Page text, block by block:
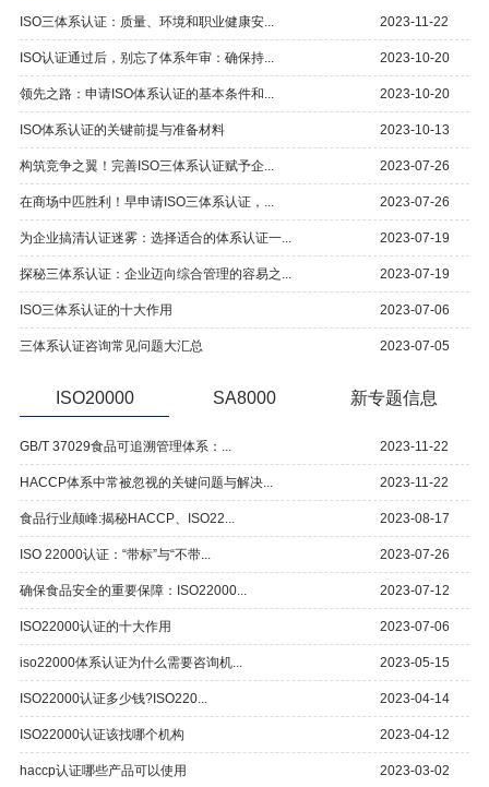
ISO三体系认证：质量、环境和职业健康安... 2023-11-22
ISO认证通过后，别忘了体系年审：确保持... 2023-10-20
领先之路：申请ISO体系认证的基本条件和... 2023-10-20
ISO体系认证的关键前提与准备材料 2023-10-13
构筑竞争之翼！完善ISO三体系认证赋予企... 2023-07-26
在商场中匹胜利！早申请ISO三体系认证，... 2023-07-26
为企业搞清认证迷雾：选择适合的体系认证一... 2023-07-19
探秘三体系认证：企业迈向综合管理的容易之... 2023-07-19
ISO三体系认证的十大作用 2023-07-06
三体系认证咨询常见问题大汇总 2023-07-05
ISO20000 SA8000 新专题信息
GB/T 37029食品可追溯管理体系：... 2023-11-22
HACCP体系中常被忽视的关键问题与解决... 2023-11-22
食品行业颠峰:揭秘HACCP、ISO22... 2023-08-17
ISO 22000认证：“带标”与“不带... 2023-07-26
确保食品安全的重要保障：ISO22000... 2023-07-12
ISO22000认证的十大作用 2023-07-06
iso22000体系认证为什么需要咨询机... 2023-05-15
ISO22000认证多少钱?ISO220... 2023-04-14
ISO22000认证该找哪个机构 2023-04-12
haccp认证哪些产品可以使用 2023-03-02